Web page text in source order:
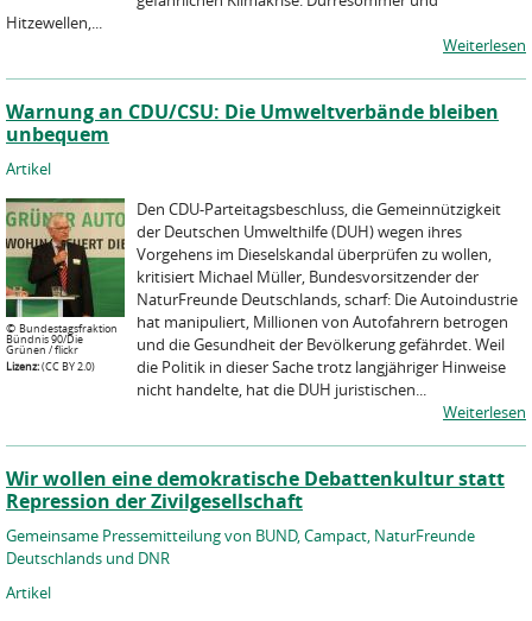
Hitzewellen,...
Weiterlesen
Warnung an CDU/CSU: Die Umweltverbände bleiben
unbequem
Artikel
© Bundestagsfraktion
Bündnis 90/Die
Grünen / flickr
Lizenz:(CC BY 2.0)
Den CDU-Parteitagsbeschluss, die Gemeinnützigkeit
der Deutschen Umwelthilfe (DUH) wegen ihres
Vorgehens im Dieselskandal überprüfen zu wollen,
kritisiert Michael Müller, Bundesvorsitzender der
NaturFreunde Deutschlands, scharf: Die Autoindustrie
hat manipuliert, Millionen von Autofahrern betrogen
und die Gesundheit der Bevölkerung gefährdet. Weil
die Politik in dieser Sache trotz langjähriger Hinweise
nicht handelte, hat die DUH juristischen...
Weiterlesen
Wir wollen eine demokratische Debattenkultur statt
Repression der Zivilgesellschaft
Gemeinsame Pressemitteilung von BUND, Campact, NaturFreunde
Deutschlands und DNR
Artikel